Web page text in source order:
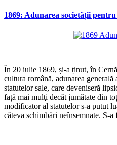
1869: Adunarea societății
În 20 iulie 1869, și-a ținut, în
cultura română, adunarea
statutelor sale, care deveniseră
față mai mulţi decât jumătate din
modificator al statutelor s-a putut
câteva schimbări neînsemnate. S-a